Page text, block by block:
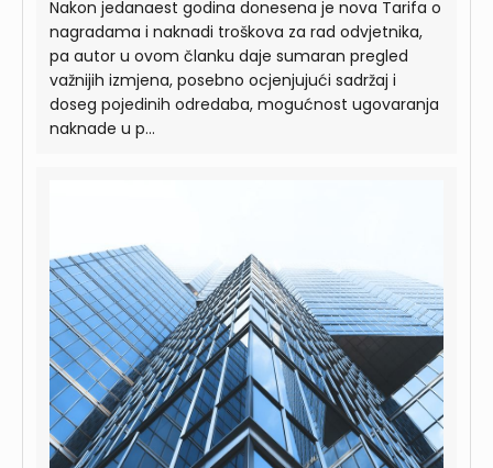
Nakon jedanaest godina donesena je nova Tarifa o
nagradama i naknadi troškova za rad odvjetnika,
pa autor u ovom članku daje sumaran pregled
važnijih izmjena, posebno ocjenjujući sadržaj i
doseg pojedinih odredaba, mogućnost ugovaranja
naknade u p...